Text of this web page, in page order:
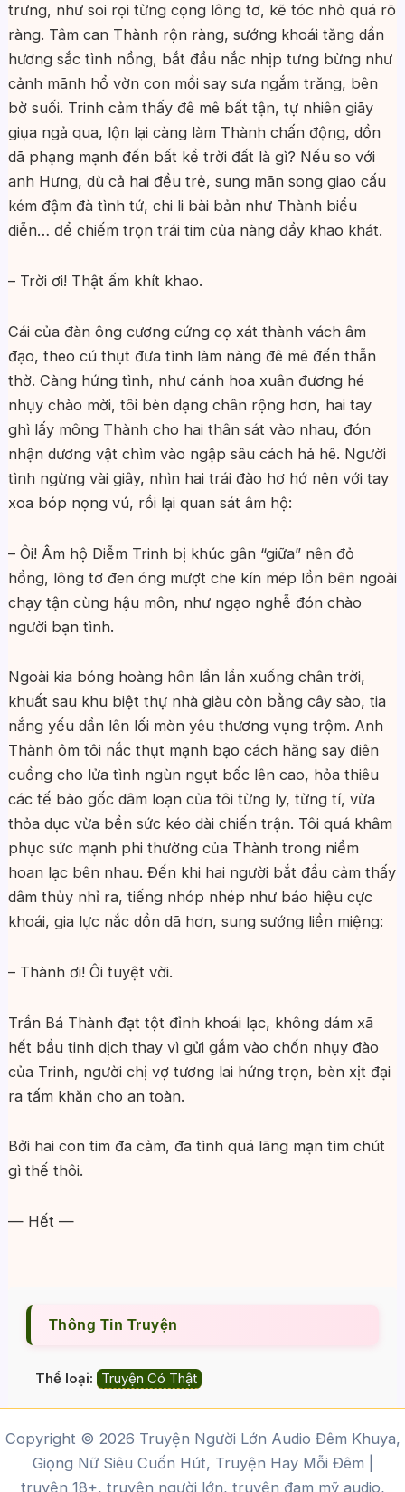
trưng, như soi rọi từng cọng lông tơ, kẽ tóc nhỏ quá rõ
ràng. Tâm can Thành rộn ràng, sướng khoái tăng dần
hương sắc tình nồng, bắt đầu nắc nhịp tưng bừng như
cảnh mãnh hổ vờn con mồi say sưa ngắm trăng, bên
bờ suối. Trinh cảm thấy đê mê bất tận, tự nhiên giãy
giụa ngả qua, lộn lại càng làm Thành chấn động, dồn
dã phạng mạnh đến bất kể trời đất là gì? Nếu so với
anh Hưng, dù cả hai đều trẻ, sung mãn song giao cấu
kém đậm đà tình tứ, chi li bài bản như Thành biểu
diễn… để chiếm trọn trái tim của nàng đầy khao khát.
– Trời ơi! Thật ấm khít khao.
Cái của đàn ông cương cứng cọ xát thành vách âm
đạo, theo cú thụt đưa tình làm nàng đê mê đến thẫn
thờ. Càng hứng tình, như cánh hoa xuân đương hé
nhụy chào mời, tôi bèn dạng chân rộng hơn, hai tay
ghì lấy mông Thành cho hai thân sát vào nhau, đón
nhận dương vật chìm vào ngập sâu cách hả hê. Người
tình ngừng vài giây, nhìn hai trái đào hơ hớ nên với tay
xoa bóp nọng vú, rồi lại quan sát âm hộ:
– Ôi! Âm hộ Diễm Trinh bị khúc gân “giữa” nên đỏ
hồng, lông tơ đen óng mượt che kín mép lồn bên ngoài
chạy tận cùng hậu môn, như ngạo nghễ đón chào
người bạn tình.
Ngoài kia bóng hoàng hôn lần lần xuống chân trời,
khuất sau khu biệt thự nhà giàu còn bằng cây sào, tia
nắng yếu dần lên lối mòn yêu thương vụng trộm. Anh
Thành ôm tôi nắc thụt mạnh bạo cách hăng say điên
cuồng cho lửa tình ngùn ngụt bốc lên cao, hỏa thiêu
các tế bào gốc dâm loạn của tôi từng ly, từng tí, vừa
thỏa dục vừa bền sức kéo dài chiến trận. Tôi quá khâm
phục sức mạnh phi thường của Thành trong niềm
hoan lạc bên nhau. Đến khi hai người bắt đầu cảm thấy
dâm thủy nhỉ ra, tiếng nhóp nhép như báo hiệu cực
khoái, gia lực nắc dồn dã hơn, sung sướng liền miệng:
– Thành ơi! Ôi tuyệt vời.
Trần Bá Thành đạt tột đỉnh khoái lạc, không dám xã
hết bầu tinh dịch thay vì gửi gắm vào chốn nhụy đào
của Trinh, người chị vợ tương lai hứng trọn, bèn xịt đại
ra tấm khăn cho an toàn.
Bởi hai con tim đa cảm, đa tình quá lãng mạn tìm chút
gì thế thôi.
— Hết —
Thông Tin Truyện
Thể loại: Truyện Có Thật
Copyright © 2026 Truyện Người Lớn Audio Đêm Khuya,
Giọng Nữ Siêu Cuốn Hút, Truyện Hay Mỗi Đêm |
truyện 18+, truyện người lớn, truyện đam mỹ audio,